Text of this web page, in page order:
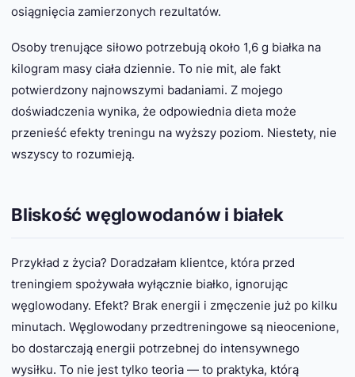
osiągnięcia zamierzonych rezultatów.
Osoby trenujące siłowo potrzebują około 1,6 g białka na
kilogram masy ciała dziennie. To nie mit, ale fakt
potwierdzony najnowszymi badaniami. Z mojego
doświadczenia wynika, że odpowiednia dieta może
przenieść efekty treningu na wyższy poziom. Niestety, nie
wszyscy to rozumieją.
Bliskość węglowodanów i białek
Przykład z życia? Doradzałam klientce, która przed
treningiem spożywała wyłącznie białko, ignorując
węglowodany. Efekt? Brak energii i zmęczenie już po kilku
minutach. Węglowodany przedtreningowe są nieocenione,
bo dostarczają energii potrzebnej do intensywnego
wysiłku. To nie jest tylko teoria — to praktyka, którą